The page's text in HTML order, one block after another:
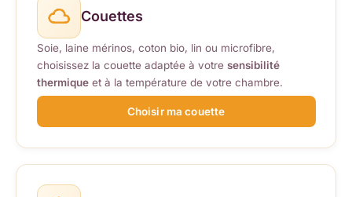
Couettes
Soie, laine mérinos, coton bio, lin ou microfibre,
choisissez la couette adaptée à votre sensibilité
thermiqueet à la température de votre chambre.
Choisir ma couette